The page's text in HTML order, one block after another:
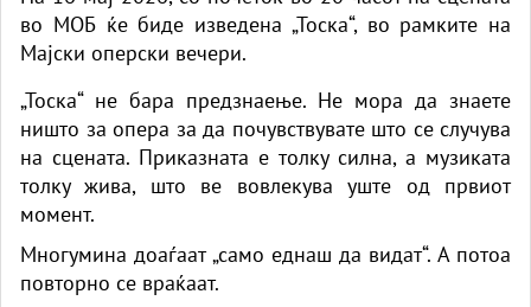
во МОБ ќе биде изведена „Тоска“, во рамките на
Мајски оперски вечери.
„Тоска“ не бара предзнаење. Не мора да знаете
ништо за опера за да почувствувате што се случува
на сцената. Приказната е толку силна, а музиката
толку жива, што ве вовлекува уште од првиот
момент.
Многумина доаѓаат „само еднаш да видат“. А потоа
повторно се враќаат.